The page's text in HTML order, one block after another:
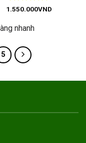
Được xếp
sao
1.550.000VND
nhanh
5